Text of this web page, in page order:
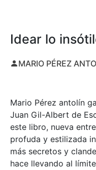
Idear lo
MARIO PÉREZ
Mario Pérez antolín
Juan Gil-Albert de
este libro, nueva
profuda y estilizada
más secretos y
hace llevando al